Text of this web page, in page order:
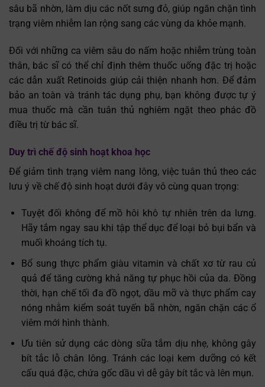
sâu bã nhờn, làm dịu các nốt sưng đỏ, giúp ngăn chặn tình
trạng viêm nhiễm lan rộng sang các vùng da khỏe mạnh.
Đối với những ca viêm sâu do nấm hoặc nhiễm trùng toàn
thân, bác sĩ có thể chỉ định thêm thuốc uống đặc trị hoặc
các dẫn xuất Retinoids giúp cải thiện nhanh hơn. Để đảm
bảo an toàn và tránh tác dụng phụ, bạn không được tự ý
mua thuốc mà cần tuân thủ nghiêm ngặt theo phác đồ
điều trị từ bác sĩ.
Duy trì chế độ sinh hoạt khoa học
Để giảm tình trạng viêm nang lông, việc tuân thủ theo các
lưu ý về chế độ sinh hoạt dưới đây vô cùng quan trọng:
Tuyệt đối không để mồ hôi khô tự nhiên trên da lưng.
Hãy tắm ngay sau khi tập thể dục để loại bỏ bụi bẩn và
muối khoáng tích tụ.
Bổ sung thực phẩm giàu vitamin và chất xơ từ rau củ
quả để tăng cường khả năng tự phục hồi của da. Đồng
thời, hạn chế tối đa đồ ngọt, dầu mỡ và thực phẩm cay
nóng nhằm kiểm soát tuyến bã nhờn, ngăn chặn các ổ
viêm mới hình thành.
Ưu tiên sử dụng các dòng sữa tắm dịu nhẹ, không gây
bít tắc lỗ chân lông. Tránh các loại kem dưỡng có kết
cấu quá đặc, chứa gốc dầu vì dễ gây bít tắc và lên mụn.